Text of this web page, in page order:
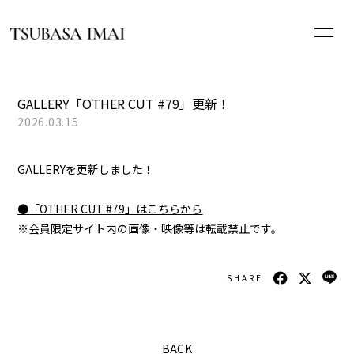
HOME
PROFILE
SCHEDULE
GALLERY「OTHER CUT #79」更新！
2026.03.15
GALLERYを更新しました！
●「OTHER CUT #79」はこちらから
※会員限定サイト内の画像・映像等は転載禁止です。
SHARE
BACK